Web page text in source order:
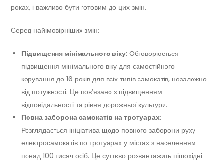
роках, і важливо бути готовим до цих змін.
Серед найімовірніших змін:
Підвищення мінімального віку: Обговорюється
підвищення мінімального віку для самостійного
керування до 16 років для всіх типів самокатів, незалежно
від потужності. Це пов’язано з підвищенням
відповідальності та рівня дорожньої культури.
Повна заборона самокатів на тротуарах:
Розглядається ініціатива щодо повного заборони руху
електросамокатів по тротуарах у містах з населенням
понад 100 тисяч осіб. Це суттєво розвантажить пішохідні